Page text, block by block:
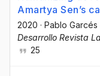
Amartya Sen’s
2020 · Pablo Garcés
Desarrollo Revista
25